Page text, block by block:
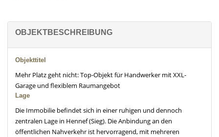
OBJEKTBESCHREIBUNG
Objekttitel
Mehr Platz geht nicht: Top-Objekt für Handwerker mit XXL-
Garage und flexiblem Raumangebot
Lage
Die Immobilie befindet sich in einer ruhigen und dennoch
zentralen Lage in Hennef (Sieg). Die Anbindung an den
öffentlichen Nahverkehr ist hervorragend, mit mehreren